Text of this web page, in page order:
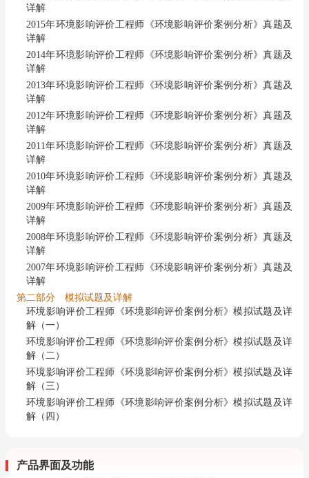
详解
2015年环境影响评价工程师《环境影响评价案例分析》真题及
详解
2014年环境影响评价工程师《环境影响评价案例分析》真题及
详解
2013年环境影响评价工程师《环境影响评价案例分析》真题及
详解
2012年环境影响评价工程师《环境影响评价案例分析》真题及
详解
2011年环境影响评价工程师《环境影响评价案例分析》真题及
详解
2010年环境影响评价工程师《环境影响评价案例分析》真题及
详解
2009年环境影响评价工程师《环境影响评价案例分析》真题及
详解
2008年环境影响评价工程师《环境影响评价案例分析》真题及
详解
2007年环境影响评价工程师《环境影响评价案例分析》真题及
详解
第二部分 模拟试题及详解
环境影响评价工程师《环境影响评价案例分析》模拟试题及详
解（一）
环境影响评价工程师《环境影响评价案例分析》模拟试题及详
解（二）
环境影响评价工程师《环境影响评价案例分析》模拟试题及详
解（三）
环境影响评价工程师《环境影响评价案例分析》模拟试题及详
解（四）
产品界面及功能